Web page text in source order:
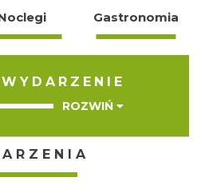
Gastronomia
ROZWIŃ